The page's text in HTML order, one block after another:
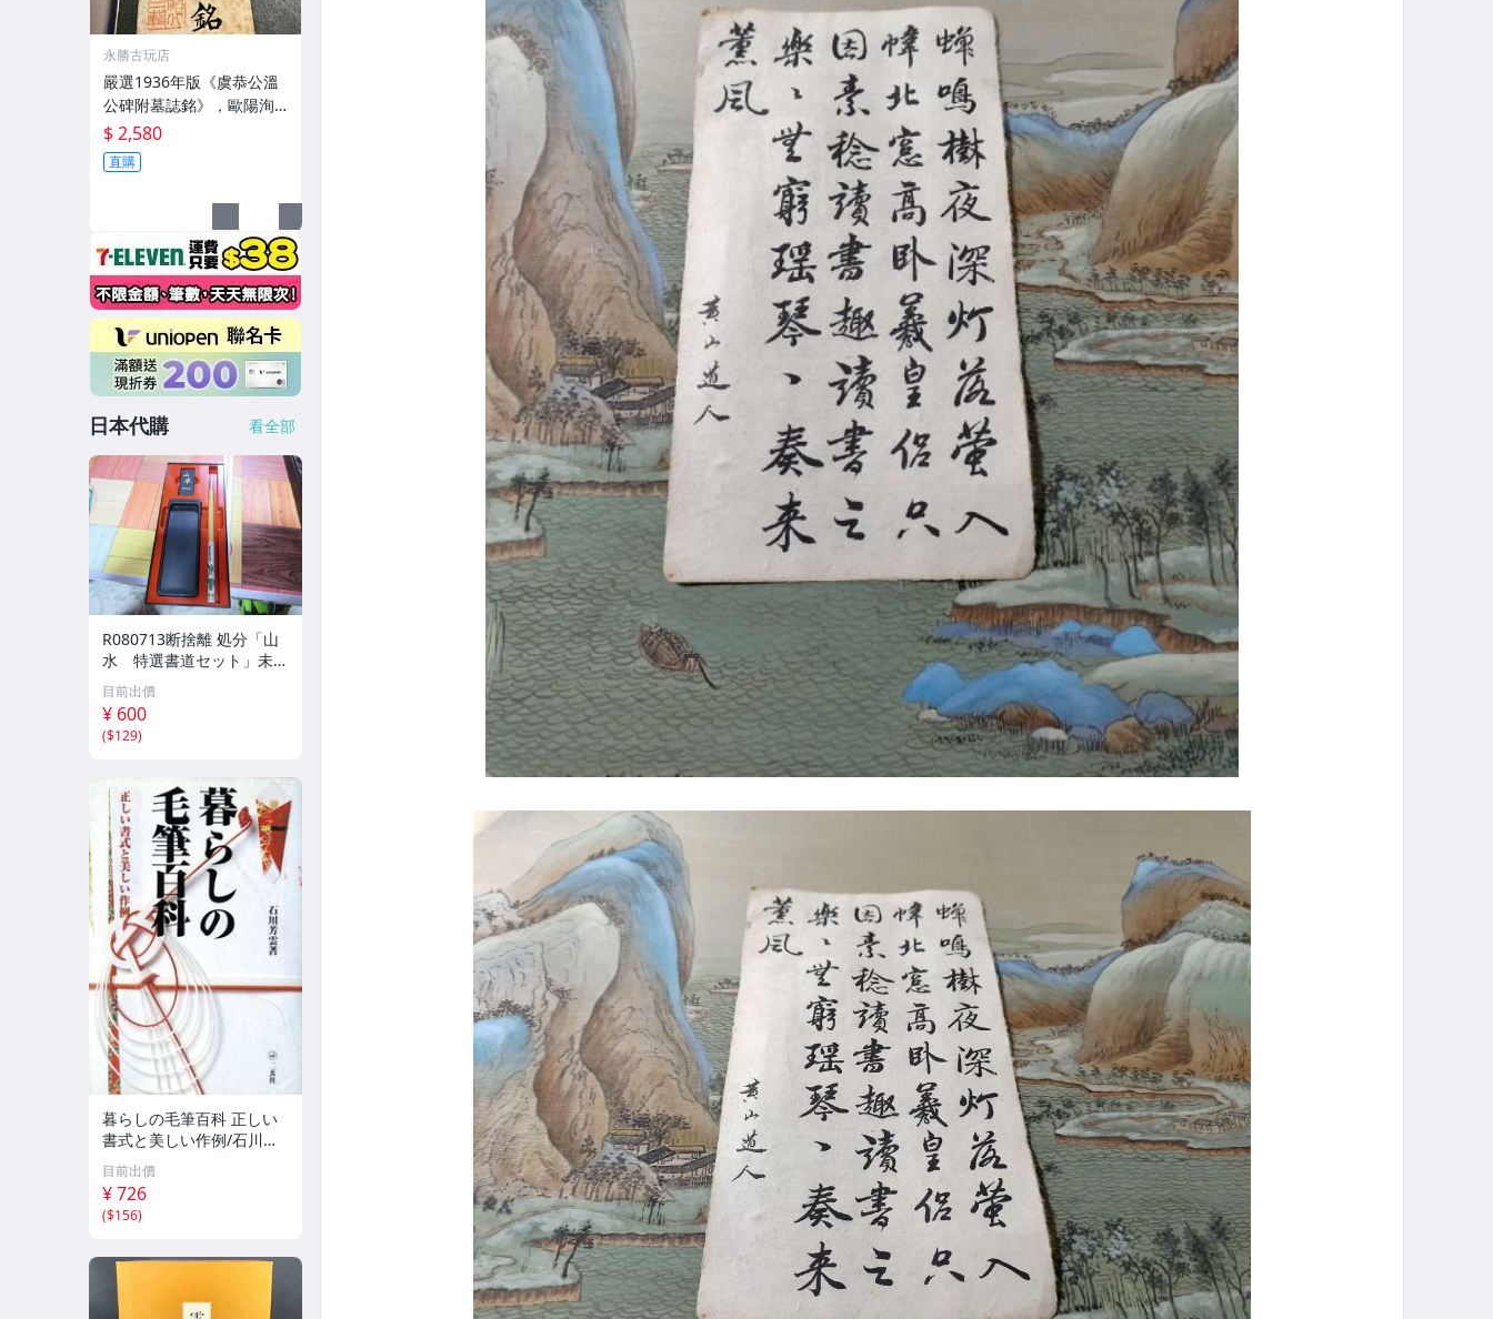
永勝古玩店
嚴選1936年版《虞恭公溫
公碑附墓誌銘》，歐陽洵
親筆手跡，典藏歷史與書
法珍品 唐史研究 碑刻藝術
田中和市版
$ 2,580
直購
日本代購 看全部
R080713断捨離 処分「山
水 特選書道セット」未使
用品
目前出價
¥ 600
($129)
暮らしの毛筆百科 正しい
書式と美しい作例/石川芳
雲(著者)
目前出價
¥ 726
($156)